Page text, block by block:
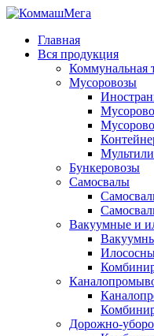
Главная
Вся продукция
Коммунальная
Мусоровозы
Бункеровозы
Самосвалы
Вакуумные и
Дорожно-